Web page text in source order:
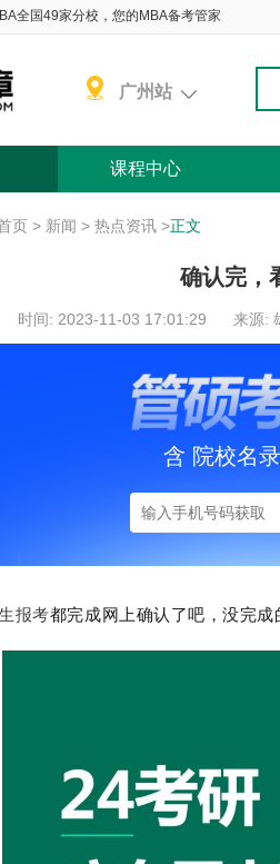
全国49家分校，您的MBA备考管家
广州站
课程中心
页 > 新闻 > 热点资讯 >正文
确认完，
时间: 2023-11-03 17:01:29 来源:
含 院校名
报考都完成网上确认了吧，没完